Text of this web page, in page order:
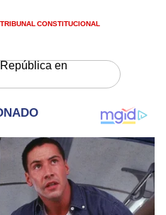
TRIBUNAL CONSTITUCIONAL
en